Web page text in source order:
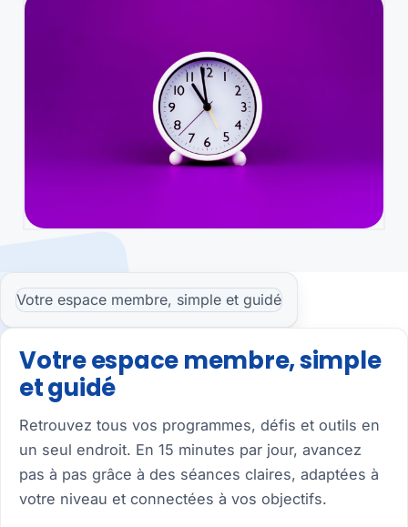
Sommaire
Votre espace membre, simple et guidé
Votre espace membre, simple
et guidé
Retrouvez tous vos programmes, défis et outils en
un seul endroit. En 15 minutes par jour, avancez
pas à pas grâce à des séances claires, adaptées à
votre niveau et connectées à vos objectifs.